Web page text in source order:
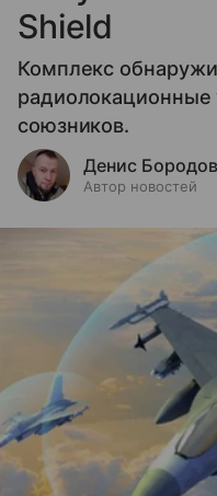
Shield
Комплекс
радиолокационные
союзников.
Денис
Автор новостей